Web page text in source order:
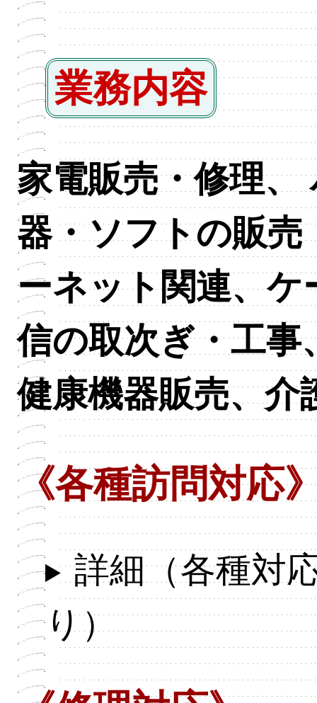
業務内容
家電販売・修理、
器・ソフトの販
ーネット関連、
信の取次ぎ・工事
健康機器販売、介
《各種訪問対応
詳細（各種対
り）